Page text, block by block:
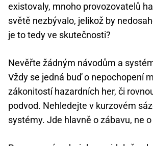
existovaly, mnoho provozovatelů
světě nezbývalo, jelikož by
je to tedy ve skutečnosti?
Nevěřte žádným návodům a
Vždy se jedná buď o nepochopení
zákonitostí hazardních her, či
podvod. Nehledejte v kurzovém
systémy. Jde hlavně o zábavu, ne